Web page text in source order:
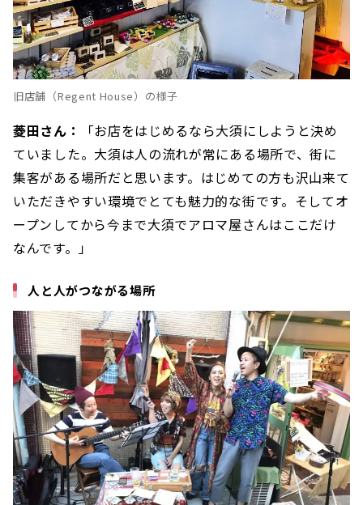
旧店舗（Regent House）の様子
菱田さん：
「お店をはじめるなら大須にしようと決め
ていました。大須は人の流れが常にある場所で、街に
集客がある場所だと思います。はじめての方も沢山来て
いただきやすい環境でとても魅力的な街です。そしてオ
ープンしてから今まで大須でアロマ屋さんはここだけ
なんです。」
人と人がつながる場所